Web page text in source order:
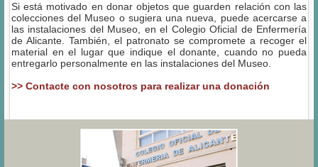
Si está motivado en donar objetos que guarden relación con las
colecciones del Museo o sugiera una nueva, puede acercarse a
las instalaciones del Museo, en el Colegio Oficial de Enfermería
de Alicante. También, el patronato se compromete a recoger el
material en el lugar que indique el donante, cuando no pueda
entregarlo personalmente en las instalaciones del Museo.
>> Contacte con nosotros para realizar una donación